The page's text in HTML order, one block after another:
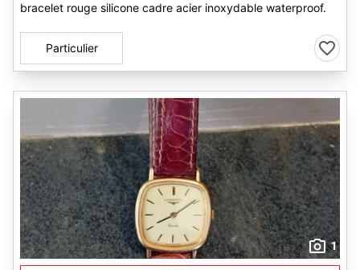
bracelet rouge silicone cadre acier inoxydable waterproof.
Particulier
1